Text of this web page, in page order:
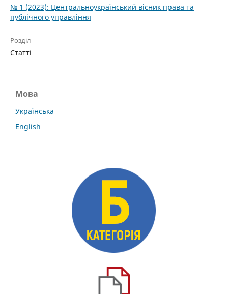
№ 1 (2023): Центральноукраїнський вісник права та
публічного управління
Розділ
Статті
Мова
Українська
English